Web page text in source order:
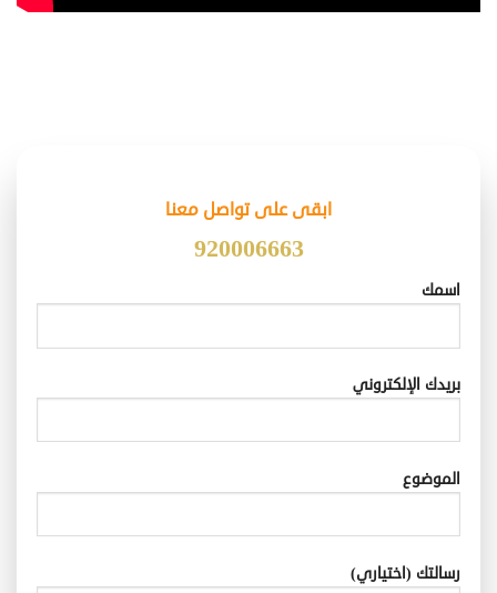
ابقى على تواصل معنا
920006663
اسمك
بريدك الإلكتروني
الموضوع
رسالتك (اختياري)